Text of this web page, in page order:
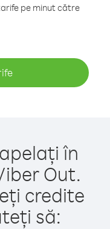
pe minut către
în
Out.
credite
să: